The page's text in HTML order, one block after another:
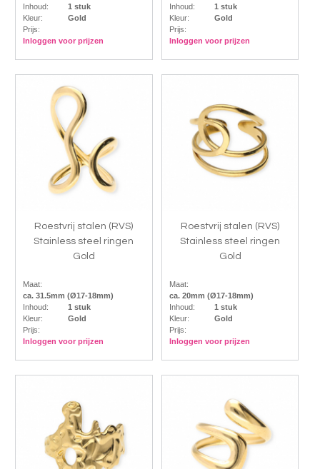
Inhoud:
1 stuk
Kleur:
Gold
Prijs:
Inloggen voor prijzen
Inhoud:
1 stuk
Kleur:
Gold
Prijs:
Inloggen voor prijzen
Roestvrij stalen (RVS)
Stainless steel ringen
Gold
Maat:
ca. 31.5mm (Ø17-18mm)
Inhoud:
1 stuk
Kleur:
Gold
Prijs:
Inloggen voor prijzen
Roestvrij stalen (RVS)
Stainless steel ringen
Gold
Maat:
ca. 20mm (Ø17-18mm)
Inhoud:
1 stuk
Kleur:
Gold
Prijs:
Inloggen voor prijzen